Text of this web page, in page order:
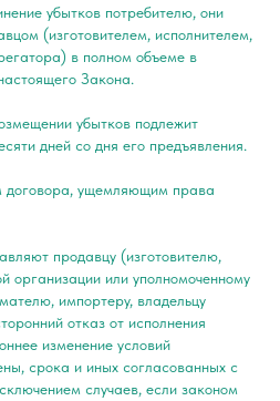
убытков потребителю, они
(изготовителем, исполнителем,
в полном объеме в
Закона.
убытков подлежит
дней со дня его предъявления.
договора, ущемляющим права
продавцу (изготовителю,
организации или уполномоченному
импортеру, владельцу
отказ от исполнения
изменение условий
срока и иных согласованных с
случаев, если законом